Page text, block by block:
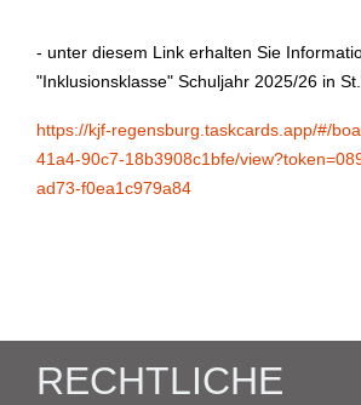
- unter diesem Link erhalten Sie
"Inklusionsklasse" Schuljahr 2025/26 in
https://kjf-regensburg.taskcards.app/#/
41a4-90c7-18b3908c1bfe/
ad73-f0ea1c979a84
RECHTLICHE